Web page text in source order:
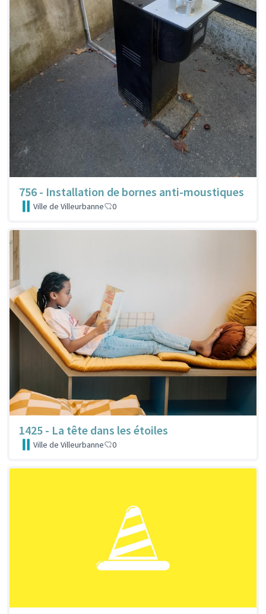
756 - Installation de bornes anti-moustiques
Ville de Villeurbanne 0
1425 - La tête dans les étoiles
Ville de Villeurbanne 0